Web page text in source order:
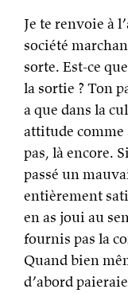
Je te renvoie à
société
sorte. Est-ce
la sortie ? Ton
a que dans la
attitude comme
pas, là encore.
passé un
entièrement
en as joui au
fournis pas la
Quand bien
d’abord